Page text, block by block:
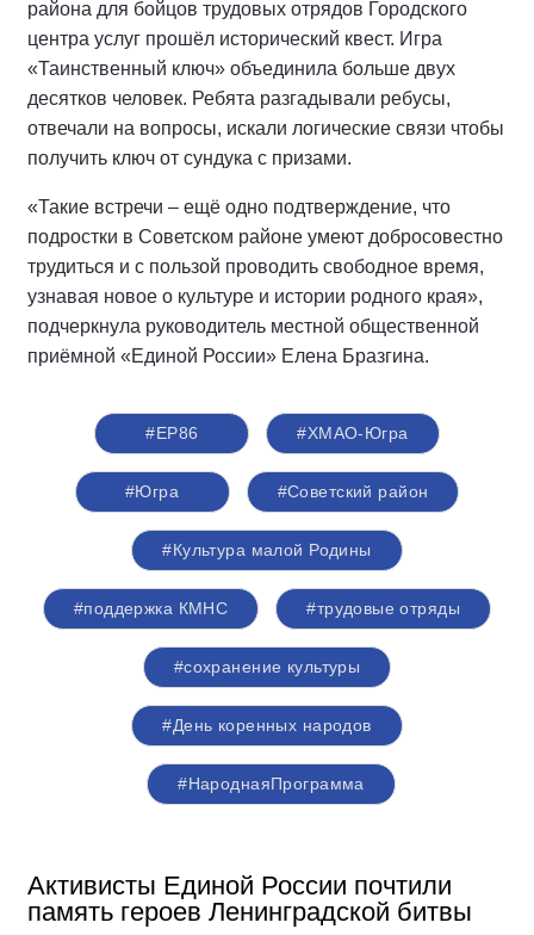
района для бойцов трудовых отрядов Городского
центра услуг прошёл исторический квест. Игра
«Таинственный ключ» объединила больше двух
десятков человек. Ребята разгадывали ребусы,
отвечали на вопросы, искали логические связи чтобы
получить ключ от сундука с призами.
«Такие встречи – ещё одно подтверждение, что
подростки в Советском районе умеют добросовестно
трудиться и с пользой проводить свободное время,
узнавая новое о культуре и истории родного края»,
подчеркнула руководитель местной общественной
приёмной «Единой России» Елена Бразгина.
#ЕР86 #ХМАО-Югра
#Югра #Советский район
#Культура малой Родины
#поддержка КМНС #трудовые отряды
#сохранение культуры
#День коренных народов
#НароднаяПрограмма
Активисты Единой России почтили
память героев Ленинградской битвы